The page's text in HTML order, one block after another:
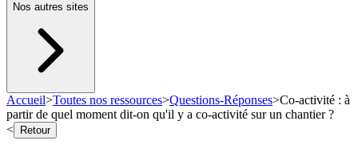
Nos autres sites
Accueil>Toutes nos ressources>Questions-Réponses>Co-activité : à
partir de quel moment dit-on qu'il y a co-activité sur un chantier ?
<
Retour